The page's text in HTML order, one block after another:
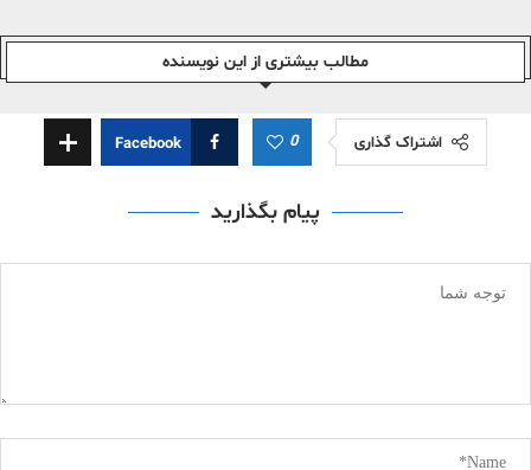
مطالب بیشتری از این نویسندە
اشتراک گذاری 0
Facebook
پیام بگذارید